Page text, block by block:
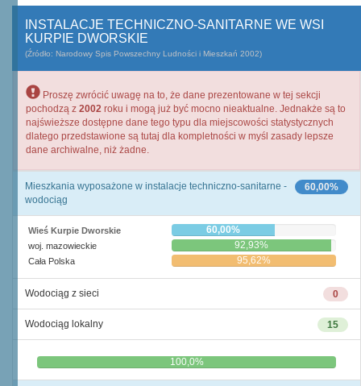
INSTALACJE TECHNICZNO-SANITARNE WE WSI
KURPIE DWORSKIE
(Źródło: Narodowy Spis Powszechny Ludności i Mieszkań 2002)
Proszę zwrócić uwagę na to, że dane prezentowane w tej sekcji
pochodzą z 2002 roku i mogą już być mocno nieaktualne. Jednakże są to
najświeższe dostępne dane tego typu dla miejscowości statystycznych
dlatego przedstawione są tutaj dla kompletności w myśl zasady lepsze
dane archiwalne, niż żadne.
60,00%
Mieszkania wyposażone w instalacje techniczno-sanitarne -
wodociąg
Wieś Kurpie Dworskie 60,00%
woj. mazowieckie 92,93%
Cała Polska 95,62%
0
Wodociąg z sieci
15
Wodociąg lokalny
0,0% 100,0%